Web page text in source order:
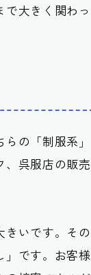
大きく関わっ
の「制服系」
、呉服店の販売
きいです。その
です。お客様